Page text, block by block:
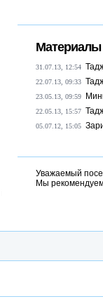
Материалы
31.07.13, 12:54
22.07.13, 09:33
23.05.13, 09:59
22.05.13, 15:57
05.07.12, 15:05
Уважаемый
Мы